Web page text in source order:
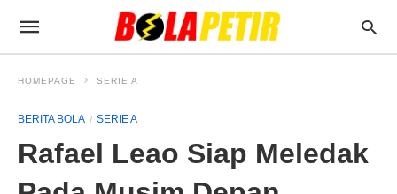
HOMEPAGE SERIE A
BERITA BOLA SERIE A
Rafael Leao Siap Meledak